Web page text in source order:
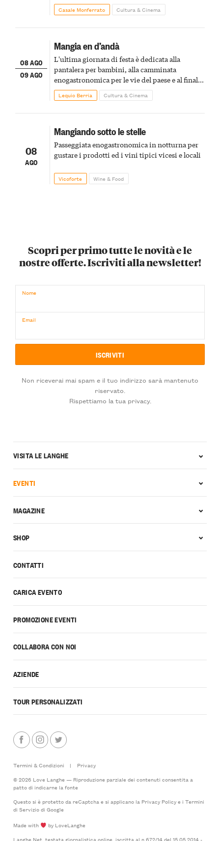
Casale Monferrato Cultura & Cinema
08 AGO
09 AGO
Mangia en d’andà
L'ultima giornata di festa è dedicata alla
pantalera per bambini, alla camminata
enogastronomica per le vie del paese e al finale
pirotecnico
Lequio Berria Cultura & Cinema
08
AGO
Mangiando sotto le stelle
Passeggiata enogastronomica in notturna per
gustare i prodotti ed i vini tipici vicesi e locali
Vicoforte Wine & Food
Scopri per primo tutte le novità e le
nostre offerte. Iscriviti alla newsletter!
Nome
Email
Non riceverai mai spam e il tuo indirizzo sarà mantenuto
riservato.
Rispettiamo la tua privacy.
CONTATTI
CARICA EVENTO
PROMOZIONE EVENTI
COLLABORA CON NOI
AZIENDE
TOUR PERSONALIZZATI
VISITA LE LANGHE
EVENTI
MAGAZINE
SHOP
Termini & Condizioni |
Privacy
© 2026 Love Langhe — Riproduzione parziale dei contenuti consentita a
patto di indicarne la fonte
Questo si è protetto da reCaptcha e si applicano la Privacy Policye i Termini
di Serviziodi Google
Made with
by LoveLanghe
Langhe.Net, testata giornalistica online, iscritta al n.672/14 del 15.05.2014 -